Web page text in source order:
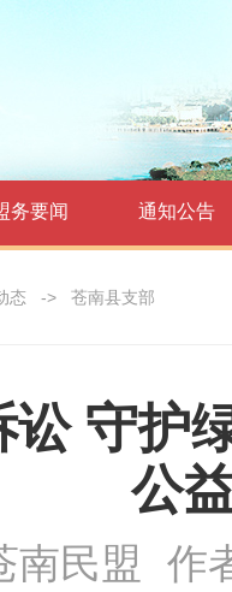
务要闻 通知公告
态 -> 苍南县支部
讼 守护
公
南民盟 作